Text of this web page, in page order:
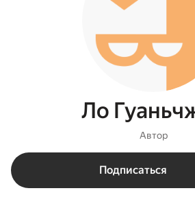
Ло
Автор
Подписаться